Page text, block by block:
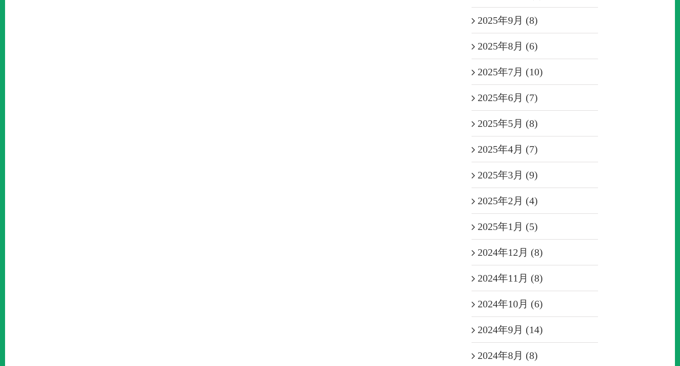
2025年9月 (8)
2025年8月 (6)
2025年7月 (10)
2025年6月 (7)
2025年5月 (8)
2025年4月 (7)
2025年3月 (9)
2025年2月 (4)
2025年1月 (5)
2024年12月 (8)
2024年11月 (8)
2024年10月 (6)
2024年9月 (14)
2024年8月 (8)